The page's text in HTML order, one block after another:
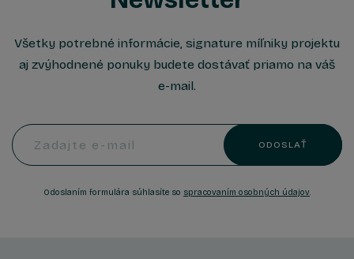
Všetky potrebné informácie, signature míľniky projektu
aj zvýhodnené ponuky budete dostávať priamo na váš
e-mail.
Zadajte e-mail ODOSLAŤ
Odoslaním formulára súhlasíte so spracovaním osobných údajov.